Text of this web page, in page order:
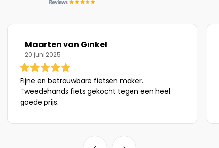
Maarten van Ginkel
20 juni 2025
Fijne en betrouwbare fietsen maker.
Tweedehands fiets gekocht tegen een heel
goede prijs.